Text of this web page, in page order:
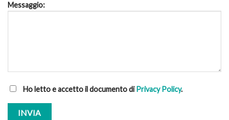
Messaggio:
Ho letto e accetto il documento diPrivacy Policy.